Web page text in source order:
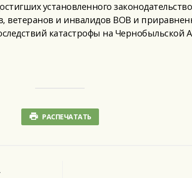
установленного
ветеранов и инвалидов ВОВ и
катастрофы на Чернобыльской
РАСПЕЧАТАТЬ